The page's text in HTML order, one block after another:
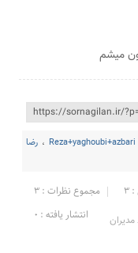
میشم
Reza+yaghoubi+azbari ، رضا
مجموع نظرات : 3
انتشار یافته : ۰